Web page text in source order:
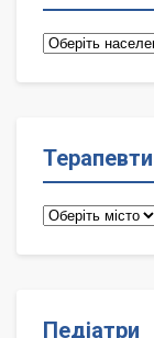
Сімейні
Терапевти
Терапевти
Педіатри